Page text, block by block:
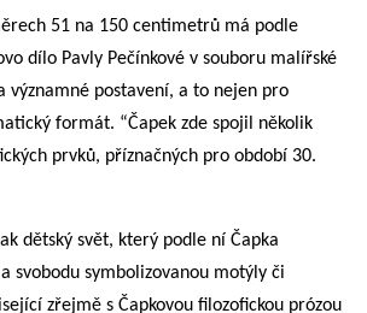
51 na 150 centimetrů má podle
dílo Pavly Pečínkové v souboru malířské
významné postavení, a to nejen pro
formát. “Čapek zde spojil několik
prvků, příznačných pro období 30.
dětský svět, který podle ní Čapka
svobodu symbolizovanou motýly či
zřejmě s Čapkovou filozofickou prózou